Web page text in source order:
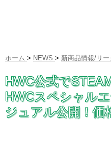
ホーム > NEWS > 新商品情報/リー
HWC公式で
HWCスペシャル
ジュアル公開！価